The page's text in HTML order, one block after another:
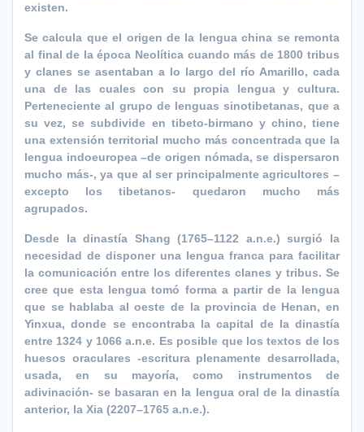
existen.
Se calcula que el origen de la lengua china se remonta
al final de la época Neolítica cuando más de 1800 tribus
y clanes se asentaban a lo largo del río Amarillo, cada
una de las cuales con su propia lengua y cultura.
Perteneciente al grupo de lenguas sinotibetanas, que a
su vez, se subdivide en tibeto-birmano y chino, tiene
una extensión territorial mucho más concentrada que la
lengua indoeuropea –de origen nómada, se dispersaron
mucho más-, ya que al ser principalmente agricultores –
excepto los tibetanos- quedaron mucho más
agrupados.
Desde la dinastía Shang (1765–1122 a.n.e.) surgió la
necesidad de disponer una lengua franca para facilitar
la comunicación entre los diferentes clanes y tribus. Se
cree que esta lengua tomó forma a partir de la lengua
que se hablaba al oeste de la provincia de Henan, en
Yinxua, donde se encontraba la capital de la dinastía
entre 1324 y 1066 a.n.e. Es posible que los textos de los
huesos oraculares -escritura plenamente desarrollada,
usada, en su mayoría, como instrumentos de
adivinación- se basaran en la lengua oral de la dinastía
anterior, la Xia (2207–1765 a.n.e.).